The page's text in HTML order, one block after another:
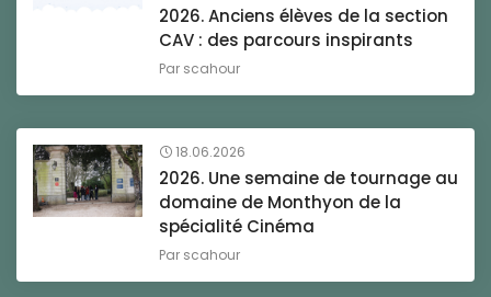
2026. Anciens élèves de la section
CAV : des parcours inspirants
Par scahour
18.06.2026
2026. Une semaine de tournage au
domaine de Monthyon de la
spécialité Cinéma
Par scahour